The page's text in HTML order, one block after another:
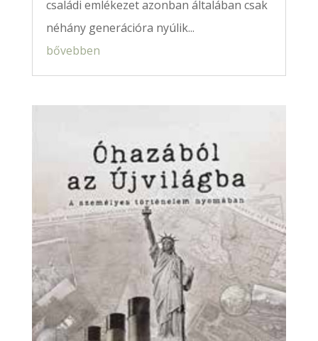
családi emlékezet azonban általában csak
néhány generációra nyúlik...
bővebben